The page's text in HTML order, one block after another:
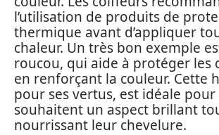
l’utilisation de produits de
thermique avant d’appliquer
chaleur. Un très bon exemple
roucou, qui aide à protéger les
en renforçant la couleur. Cette
pour ses vertus, est idéale pour
souhaitent un aspect brillant
nourrissant leur chevelure.